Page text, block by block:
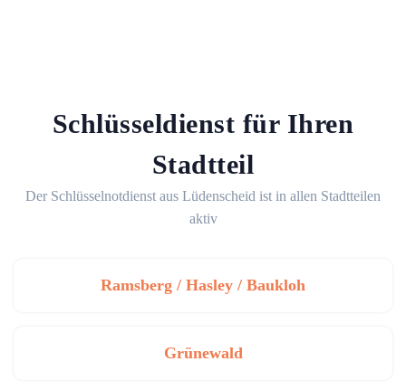
Schlüsseldienst für Ihren
Stadtteil
Der Schlüsselnotdienst aus Lüdenscheid ist in allen Stadtteilen
aktiv
Ramsberg / Hasley / Baukloh
Grünewald